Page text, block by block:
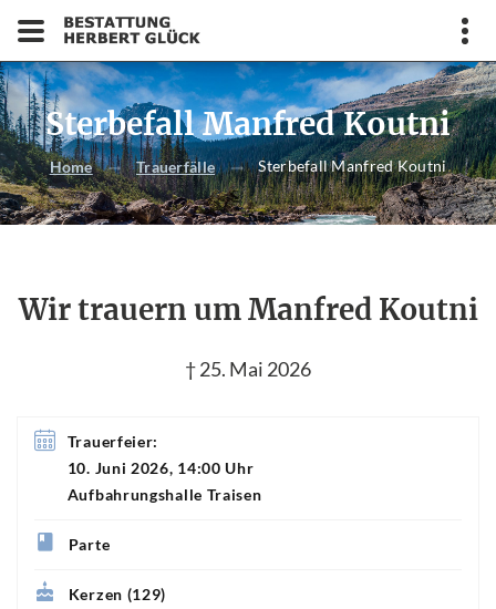
Sterbefall Manfred Koutni
Home Trauerfälle Sterbefall Manfred Koutni
Wir trauern um Manfred Koutni
† 25. Mai 2026
Trauerfeier:
10. Juni 2026, 14:00 Uhr
Aufbahrungshalle Traisen
Parte
Kerzen (129)